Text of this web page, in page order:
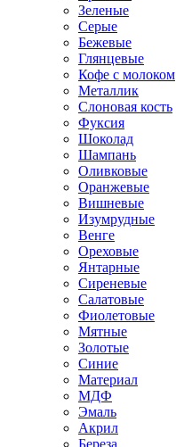
Зеленые
Серые
Бежевые
Глянцевые
Кофе с молоком
Металлик
Слоновая кость
Фуксия
Шоколад
Шампань
Оливковые
Оранжевые
Вишневые
Изумрудные
Венге
Ореховые
Янтарные
Сиреневые
Салатовые
Фиолетовые
Мятные
Золотые
Синие
Материал
МДФ
Эмаль
Акрил
Береза